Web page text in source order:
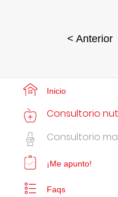
< Anterior
Inicio
Consultorio
Consultorio
¡Me apunto!
Faqs